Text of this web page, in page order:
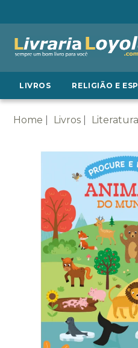
LIVROS RELIGIÃO E
Home Livros Literatura